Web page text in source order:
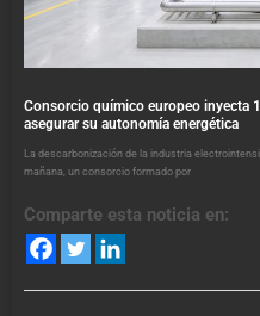
Consorcio químico europeo inyecta
asegurar su autonomía energética
La descarbonización de la industria
mañana, un consorcio formado por
Comparte esta noticia en: